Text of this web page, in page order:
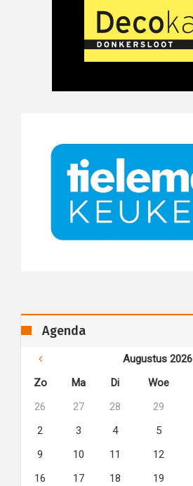
Agenda
Augustus 2026
Zo
Ma Di Woe
26
27 28 29
2
3 4 5
9
10 11 12
16
17 18 19